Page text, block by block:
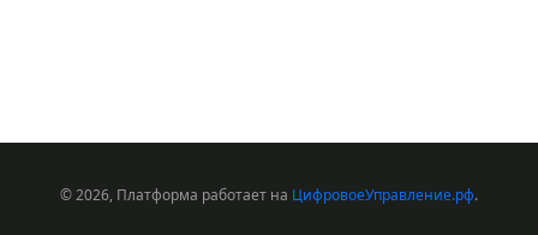
© 2026, Платформа работает на ЦифровоеУправление.рф.